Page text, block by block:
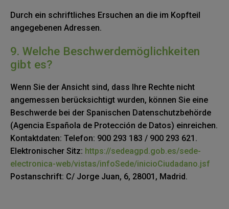
Durch ein schriftliches Ersuchen an die im Kopfteil
angegebenen Adressen.
9. Welche Beschwerdemöglichkeiten
gibt es?
Wenn Sie der Ansicht sind, dass Ihre Rechte nicht
angemessen berücksichtigt wurden, können Sie eine
Beschwerde bei der Spanischen Datenschutzbehörde
(Agencia Española de Protección de Datos) einreichen.
Kontaktdaten: Telefon: 900 293 183 / 900 293 621.
Elektronischer Sitz: https://sedeagpd.gob.es/sede-
electronica-web/vistas/infoSede/inicioCiudadano.jsf
Postanschrift: C/ Jorge Juan, 6, 28001, Madrid.